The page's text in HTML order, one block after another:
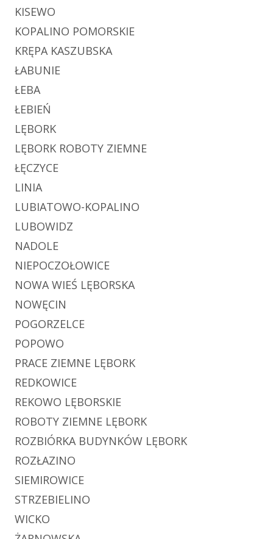
KISEWO
KOPALINO POMORSKIE
KRĘPA KASZUBSKA
ŁABUNIE
ŁEBA
ŁEBIEŃ
LĘBORK
LĘBORK ROBOTY ZIEMNE
ŁĘCZYCE
LINIA
LUBIATOWO-KOPALINO
LUBOWIDZ
NADOLE
NIEPOCZOŁOWICE
NOWA WIEŚ LĘBORSKA
NOWĘCIN
POGORZELCE
POPOWO
PRACE ZIEMNE LĘBORK
REDKOWICE
REKOWO LĘBORSKIE
ROBOTY ZIEMNE LĘBORK
ROZBIÓRKA BUDYNKÓW LĘBORK
ROZŁAZINO
SIEMIROWICE
STRZEBIELINO
WICKO